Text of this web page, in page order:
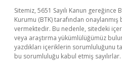
Sitemiz, 5651 Sayılı Kanun
Kurumu (BTK) tarafından onaylanmış
vermektedir. Bu nedenle, sitedeki
veya araştırma yükümlülüğümüz
yazdıkları içeriklerin sorumluluğunu
bu sorumluluğu kabul etmiş sayılırlar.